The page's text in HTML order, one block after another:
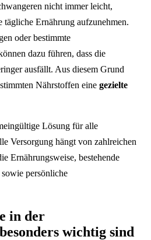
nicht immer leicht,
tägliche Ernährung aufzunehmen.
oder bestimmte
dazu führen, dass die
ausfällt. Aus diesem Grund
Nährstoffen eine gezielte
Lösung für alle
Versorgung hängt von zahlreichen
Ernährungsweise, bestehende
persönliche
in der
wichtig sind